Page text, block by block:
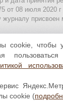
от 08 июля 2020 г
журналу
и онлайн
файлов cookie|
доступны
4.0
cookie, чтобы
cookie (